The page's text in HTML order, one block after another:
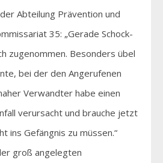
Abteilung Prävention und
35: „Gerade Schock-
zugenommen. Besonders übel
bei der den Angerufenen
Verwandter habe einen
verursacht und brauche jetzt
ins Gefängnis zu müssen.“
groß angelegten